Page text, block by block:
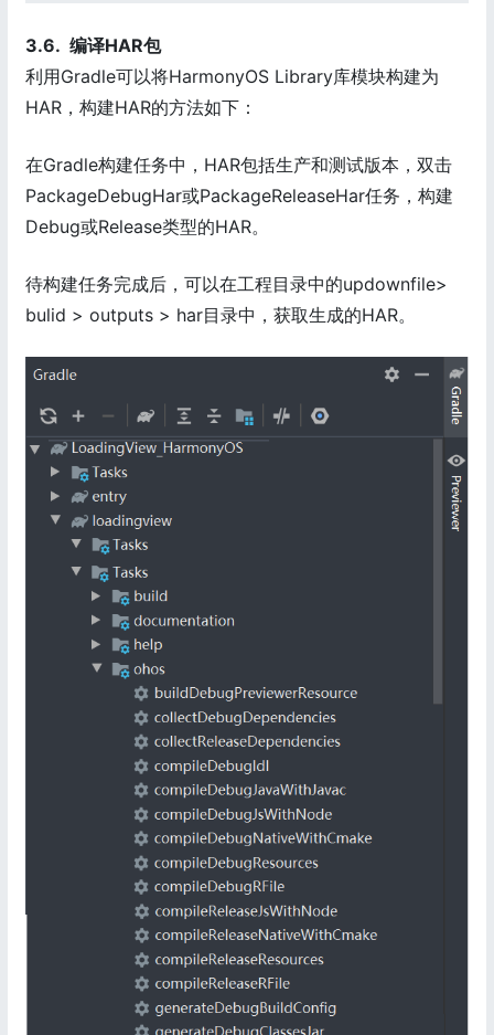
3.6. 编译HAR包
利用Gradle可以将HarmonyOS Library库模块构建为
HAR，构建HAR的方法如下：
在Gradle构建任务中，HAR包括生产和测试版本，双击
PackageDebugHar或PackageReleaseHar任务，构建
Debug或Release类型的HAR。
待构建任务完成后，可以在工程目录中的updownfile>
bulid > outputs > har目录中，获取生成的HAR。